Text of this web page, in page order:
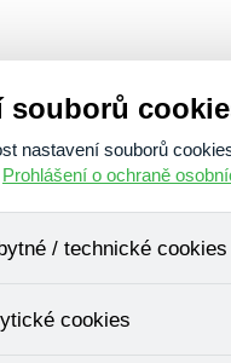
souborů
nastavení souborů
Prohlášení o ochraně
/ technické cookies
jiné k ukládání produktů v
cookies